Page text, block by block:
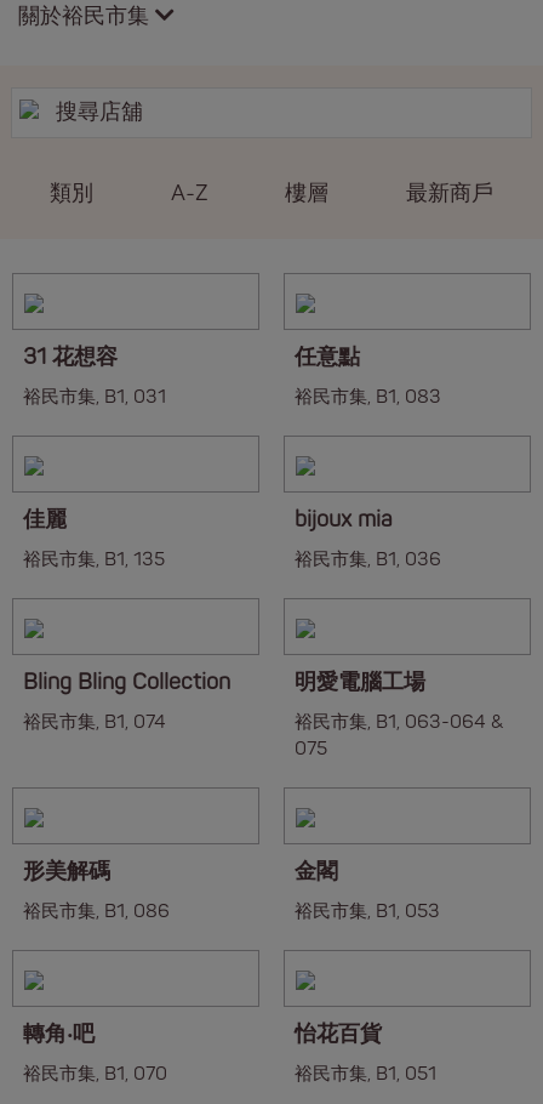
關於裕民市集
類別 A-Z 樓層 最新商戶
31 花想容
裕民市集, B1, 031
任意點
裕民市集, B1, 083
佳麗
裕民市集, B1, 135
bijoux mia
裕民市集, B1, 036
Bling Bling Collection
裕民市集, B1, 074
明愛電腦工場
裕民市集, B1, 063-064 &
075
形美解碼
裕民市集, B1, 086
金閣
裕民市集, B1, 053
轉角‧吧
裕民市集, B1, 070
怡花百貨
裕民市集, B1, 051